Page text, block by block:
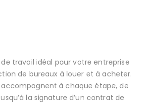
de travail idéal pour votre entreprise
de bureaux à louer et à acheter.
accompagnent à chaque étape, de
la signature d’un contrat de